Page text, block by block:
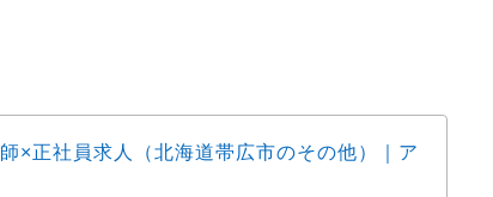
×正社員求人（北海道帯広市のその他）｜ア